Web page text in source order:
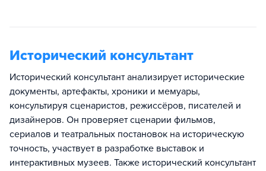
Исторический консультант
Исторический консультант анализирует исторические
документы, артефакты, хроники и мемуары,
консультируя сценаристов, режиссёров, писателей и
дизайнеров. Он проверяет сценарии фильмов,
сериалов и театральных постановок на историческую
точность, участвует в разработке выставок и
интерактивных музеев. Также исторический консультант